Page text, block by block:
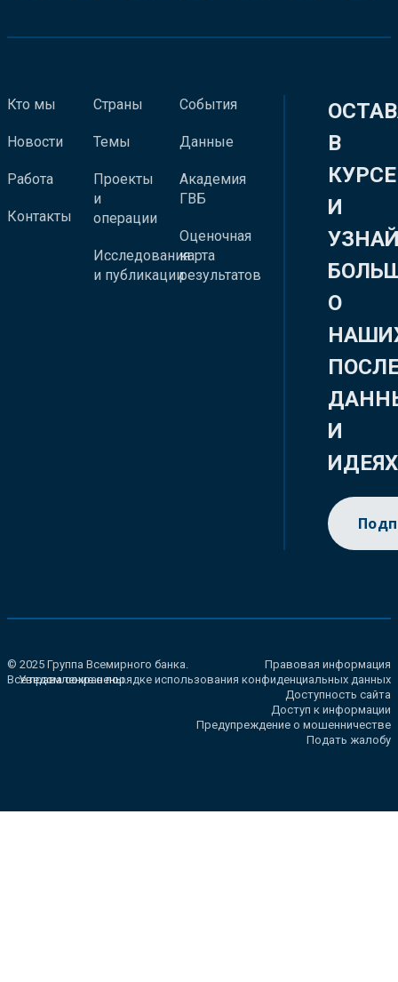
Кто мы
Новости
Работа
Контакты
Страны
Темы
Проекты
и
операции
Исследования
и публикации
События
Данные
Академия
ГВБ
Оценочная
карта
результатов
В
КУРСЕ
И
О
И
ИДЕЯХ
© 2025 Группа Всемирного банка.
Все права сохранены.
Правовая информация
Уведомление о порядке использования конфиденциальных данных
Доступность сайта
Доступ к информации
Предупреждение о мошенничестве
Подать жалобу